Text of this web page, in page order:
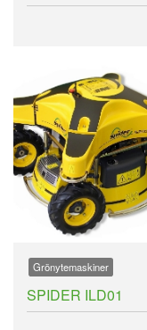
Grönytemaskiner
SPIDER ILD01